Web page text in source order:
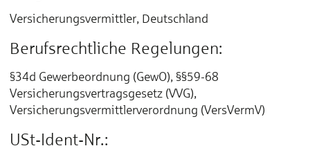
Versicherungsvermittler, Deutschland
Berufsrechtliche Regelungen:
§34d Gewerbeordnung (GewO), §§59-68
Versicherungsvertragsgesetz (VVG),
Versicherungsvermittlerverordnung (VersVermV)
USt-Ident-Nr.: